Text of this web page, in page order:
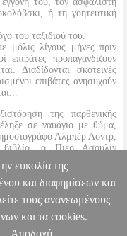
ή τη γοητευτική
του ταξιδιού του.
μόλις λίγους μήνες πριν
προπαγανδίζουν
Διαδίδονται σκοτεινές
επιβάτες ανησυχούν
της παρθενικής
σε ναυάγιο με θύμα,
Αλμπέρ Λοντρ,
ο Πιερ Ασουλίν
σ' έναν εντυπωσιακό
ASSOULINE
Κατηγορία:
στην κατηγορία
ευκολία της
και διαφημίσεων και
τους ανανεωμένους
και τα cookies.
Αποδοχή